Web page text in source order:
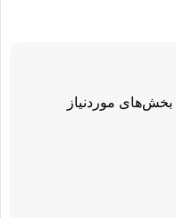
بخش‌های موردنیاز